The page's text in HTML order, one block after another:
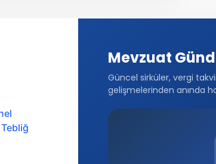
Mevzuat
Güncel sirküler, vergi
gelişmelerinden anında